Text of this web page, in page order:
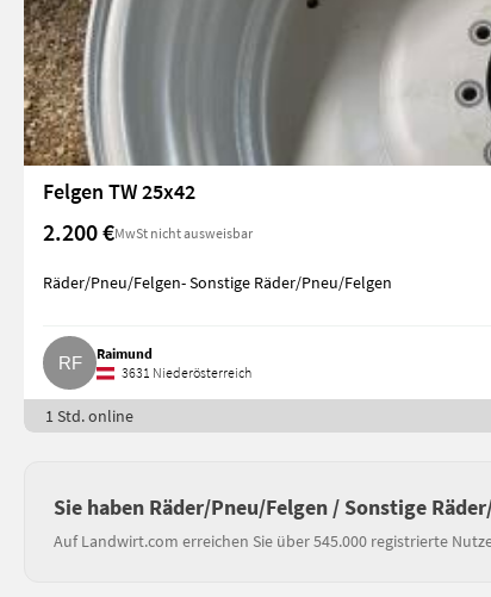
Felgen TW 25x42
2.200 €MwSt nicht ausweisbar
Räder/Pneu/Felgen- Sonstige Räder/Pneu/Felgen
Raimund
3631 Niederösterreich
1 Std. online
Sie haben Räder/Pneu/Felgen / Sonstige
Auf Landwirt.com erreichen Sie über 545.000 registrierte